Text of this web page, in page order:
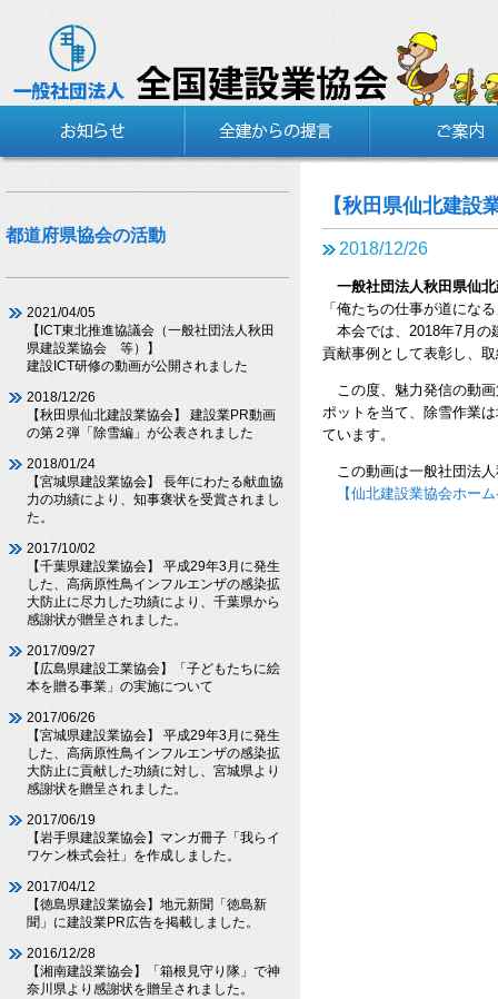
【秋田県仙北建
2018/12/26
一般社団法人秋田県仙
「俺たちの仕事が道にな
本会では、2018年7月の
貢献事例として表彰し、
この度、魅力発信の動画
ポットを当て、除雪作業
ています。
この動画は一般社団法人
【仙北建設業協会ホーム
都道府県協会の活動
2021/04/05
【ICT東北推進協議会（一般社団法人秋田
県建設業協会 等）】
建設ICT研修の動画が公開されました
2018/12/26
【秋田県仙北建設業協会】 建設業PR動画
の第２弾「除雪編」が公表されました
2018/01/24
【宮城県建設業協会】 長年にわたる献血協
力の功績により、知事褒状を受賞されまし
た。
2017/10/02
【千葉県建設業協会】 平成29年3月に発生
した、高病原性鳥インフルエンザの感染拡
大防止に尽力した功績により、千葉県から
感謝状が贈呈されました。
2017/09/27
【広島県建設工業協会】「子どもたちに絵
本を贈る事業」の実施について
2017/06/26
【宮城県建設業協会】 平成29年3月に発生
した、高病原性鳥インフルエンザの感染拡
大防止に貢献した功績に対し、宮城県より
感謝状を贈呈されました。
2017/06/19
【岩手県建設業協会】マンガ冊子「我らイ
ワケン株式会社」を作成しました。
2017/04/12
【徳島県建設業協会】地元新聞「徳島新
聞」に建設業PR広告を掲載しました。
2016/12/28
【湘南建設業協会】「箱根見守り隊」で神
奈川県より感謝状を贈呈されました。